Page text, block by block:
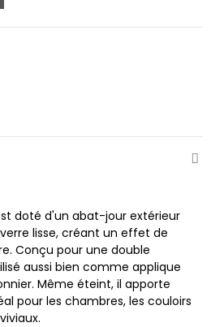
doté d'un abat-jour extérieur
lisse, créant un effet de
Conçu pour une double
aussi bien comme applique
Même éteint, il apporte
pour les chambres, les couloirs